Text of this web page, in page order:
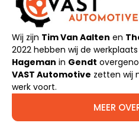
Wij zijn Tim Van Aalten en
2022 hebben wij de
Hageman in Gendt
VAST Automotive zetten wij
werk voort.
MEER